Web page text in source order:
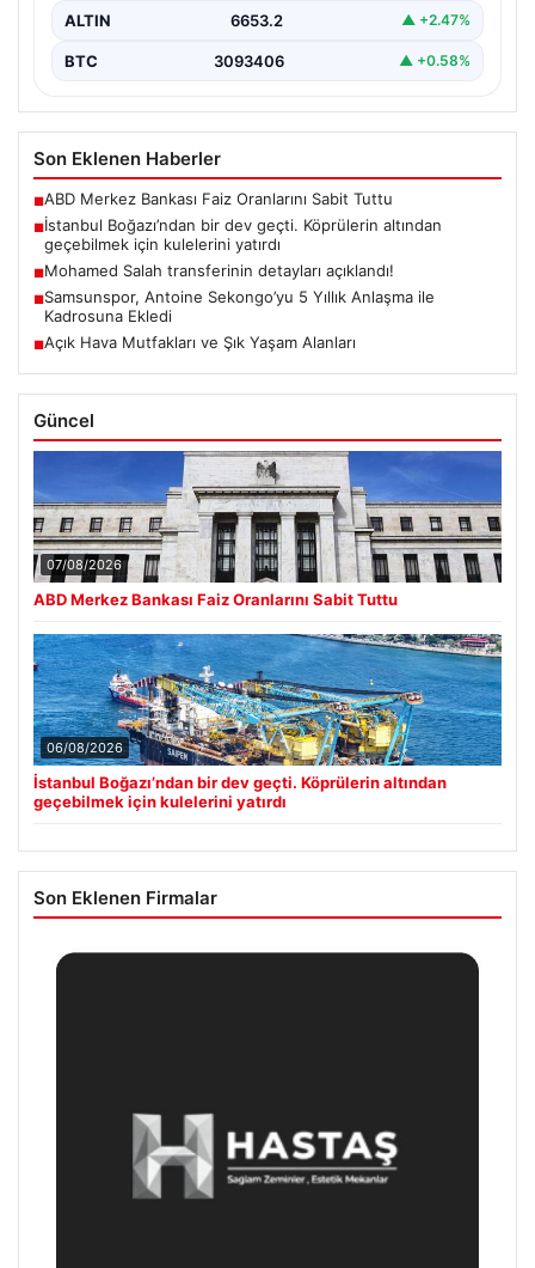
ALTIN 6653.2 ▲ +2.47%
BTC 3093406 ▲ +0.58%
Son Eklenen Haberler
■ABD Merkez Bankası Faiz Oranlarını Sabit Tuttu
■İstanbul Boğazı’ndan bir dev geçti. Köprülerin altından
geçebilmek için kulelerini yatırdı
■Mohamed Salah transferinin detayları açıklandı!
■Samsunspor, Antoine Sekongo’yu 5 Yıllık Anlaşma ile
Kadrosuna Ekledi
■Açık Hava Mutfakları ve Şık Yaşam Alanları
Güncel
07/08/2026
ABD Merkez Bankası Faiz Oranlarını Sabit Tuttu
06/08/2026
İstanbul Boğazı’ndan bir dev geçti. Köprülerin altından
geçebilmek için kulelerini yatırdı
Son Eklenen Firmalar